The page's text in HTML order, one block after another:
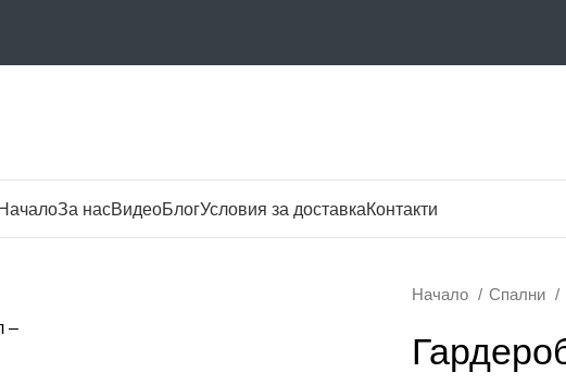
НачалоЗа насВидеоБлогУсловия за доставкаКонтакти
Начало Спални